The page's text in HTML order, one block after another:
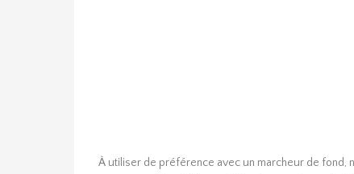
À utiliser de préférence avec un marcheur de fond,